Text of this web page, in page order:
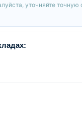
уточняйте точную